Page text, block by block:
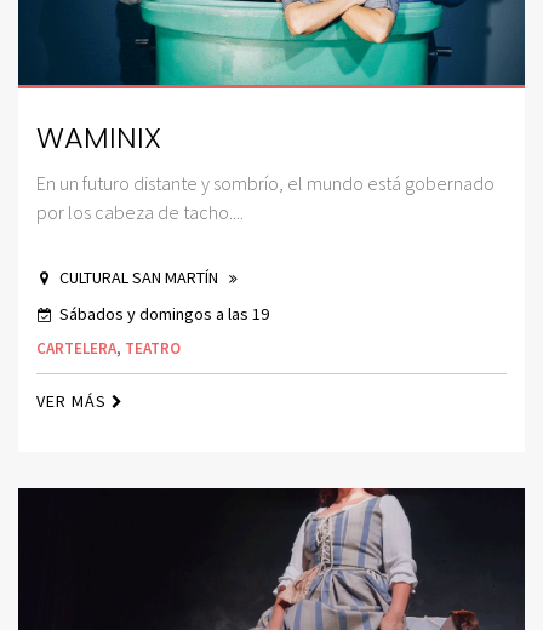
WAMINIX
En un futuro distante y sombrío, el mundo está gobernado
por los cabeza de tacho....
CULTURAL SAN MARTÍN
Sábados y domingos a las 19
CARTELERA, TEATRO
VER MÁS